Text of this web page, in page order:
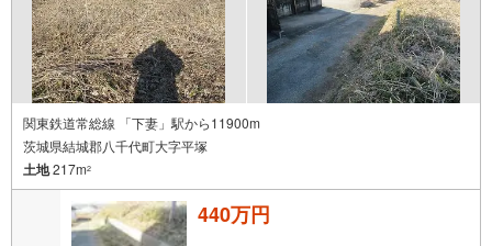
関東鉄道常総線 「下妻」駅から11900m
茨城県結城郡八千代町大字平塚
土地217m2
440万円